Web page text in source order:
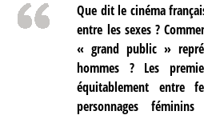
Que dit le cinéma
entre les sexes ?
« grand public »
hommes ? Les
équitablement entre
personnages